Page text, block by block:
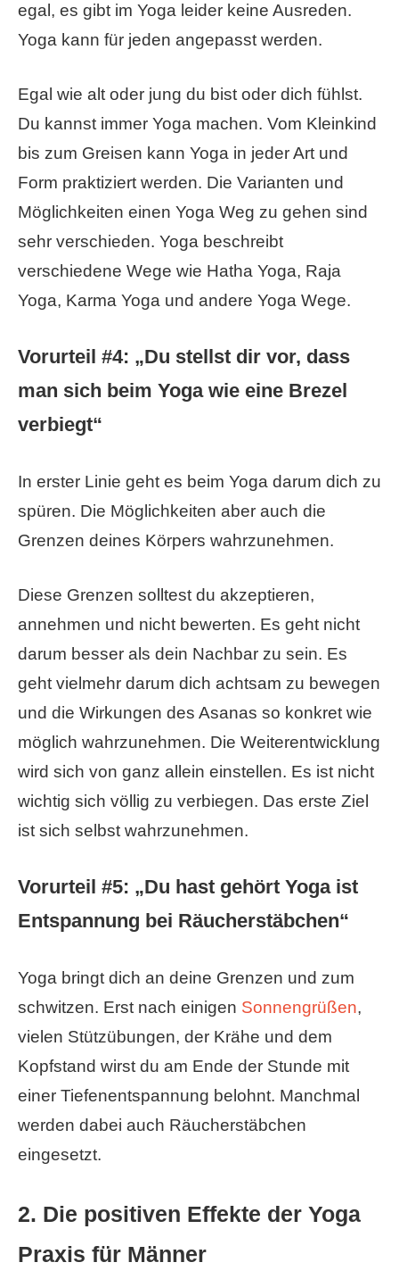
egal, es gibt im Yoga leider keine Ausreden.
Yoga kann für jeden angepasst werden.
Egal wie alt oder jung du bist oder dich fühlst.
Du kannst immer Yoga machen. Vom Kleinkind
bis zum Greisen kann Yoga in jeder Art und
Form praktiziert werden. Die Varianten und
Möglichkeiten einen Yoga Weg zu gehen sind
sehr verschieden. Yoga beschreibt
verschiedene Wege wie Hatha Yoga, Raja
Yoga, Karma Yoga und andere Yoga Wege.
Vorurteil #4: „Du stellst dir vor, dass
man sich beim Yoga wie eine Brezel
verbiegt“
In erster Linie geht es beim Yoga darum dich zu
spüren. Die Möglichkeiten aber auch die
Grenzen deines Körpers wahrzunehmen.
Diese Grenzen solltest du akzeptieren,
annehmen und nicht bewerten. Es geht nicht
darum besser als dein Nachbar zu sein. Es
geht vielmehr darum dich achtsam zu bewegen
und die Wirkungen des Asanas so konkret wie
möglich wahrzunehmen. Die Weiterentwicklung
wird sich von ganz allein einstellen. Es ist nicht
wichtig sich völlig zu verbiegen. Das erste Ziel
ist sich selbst wahrzunehmen.
Vorurteil #5: „Du hast gehört Yoga ist
Entspannung bei Räucherstäbchen“
Yoga bringt dich an deine Grenzen und zum
schwitzen. Erst nach einigen Sonnengrüßen,
vielen Stützübungen, der Krähe und dem
Kopfstand wirst du am Ende der Stunde mit
einer Tiefenentspannung belohnt. Manchmal
werden dabei auch Räucherstäbchen
eingesetzt.
2. Die positiven Effekte der Yoga
Praxis für Männer